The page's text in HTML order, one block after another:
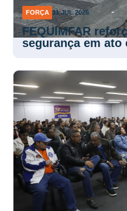
FORÇA 31 JUL 2026
FEQUIMFAR
segurança em ato